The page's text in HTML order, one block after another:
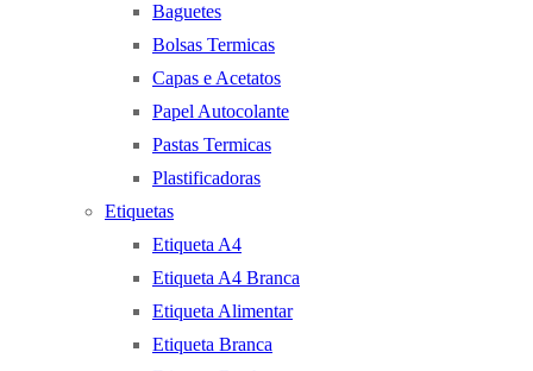
Baguetes
Bolsas Termicas
Capas e Acetatos
Papel Autocolante
Pastas Termicas
Plastificadoras
Etiquetas
Etiqueta A4
Etiqueta A4 Branca
Etiqueta Alimentar
Etiqueta Branca